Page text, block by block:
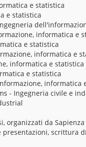
e statistica
e statistica
informatica e
e statistica
informatica e
informatica e statistica
e statistica
informatica
- Ingegneria civile e
organizzati da
scrittura